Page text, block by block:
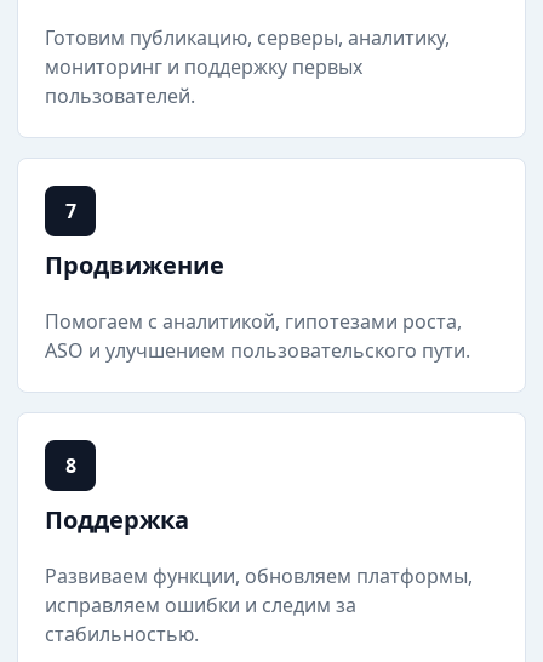
Готовим публикацию, серверы, аналитику,
мониторинг и поддержку первых
пользователей.
7
Продвижение
Помогаем с аналитикой, гипотезами роста,
ASO и улучшением пользовательского пути.
8
Поддержка
Развиваем функции, обновляем платформы,
исправляем ошибки и следим за
стабильностью.